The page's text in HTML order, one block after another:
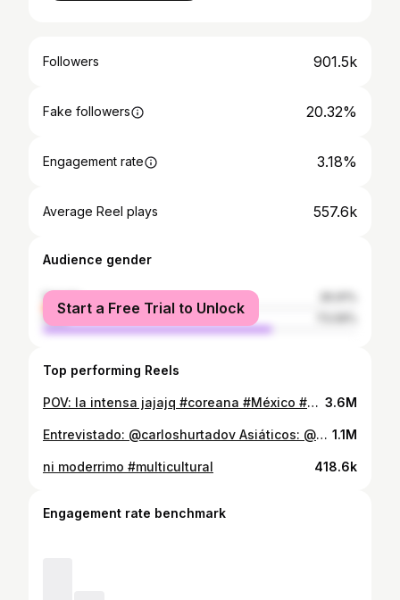
Followers 901.5k
Fake followers 20.32%
Engagement rate 3.18%
Average Reel plays 557.6k
Audience gender
female
male
Start a Free Trial to Unlock
Top performing Reels
POV: la intensa jajajq #coreana #México #humor 3.6M
Entrevistado: @carloshurtadov Asiáticos: @narabask @huangta @bayanpapu #bts #chinos #asiaticos #mexico #humor 1.1M
ni moderrimo #multicultural 418.6k
Engagement rate benchmark